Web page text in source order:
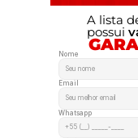
Verticais →
Escolha sua franquia
Educação →A lista
possui
Nome
Email
Whatsapp